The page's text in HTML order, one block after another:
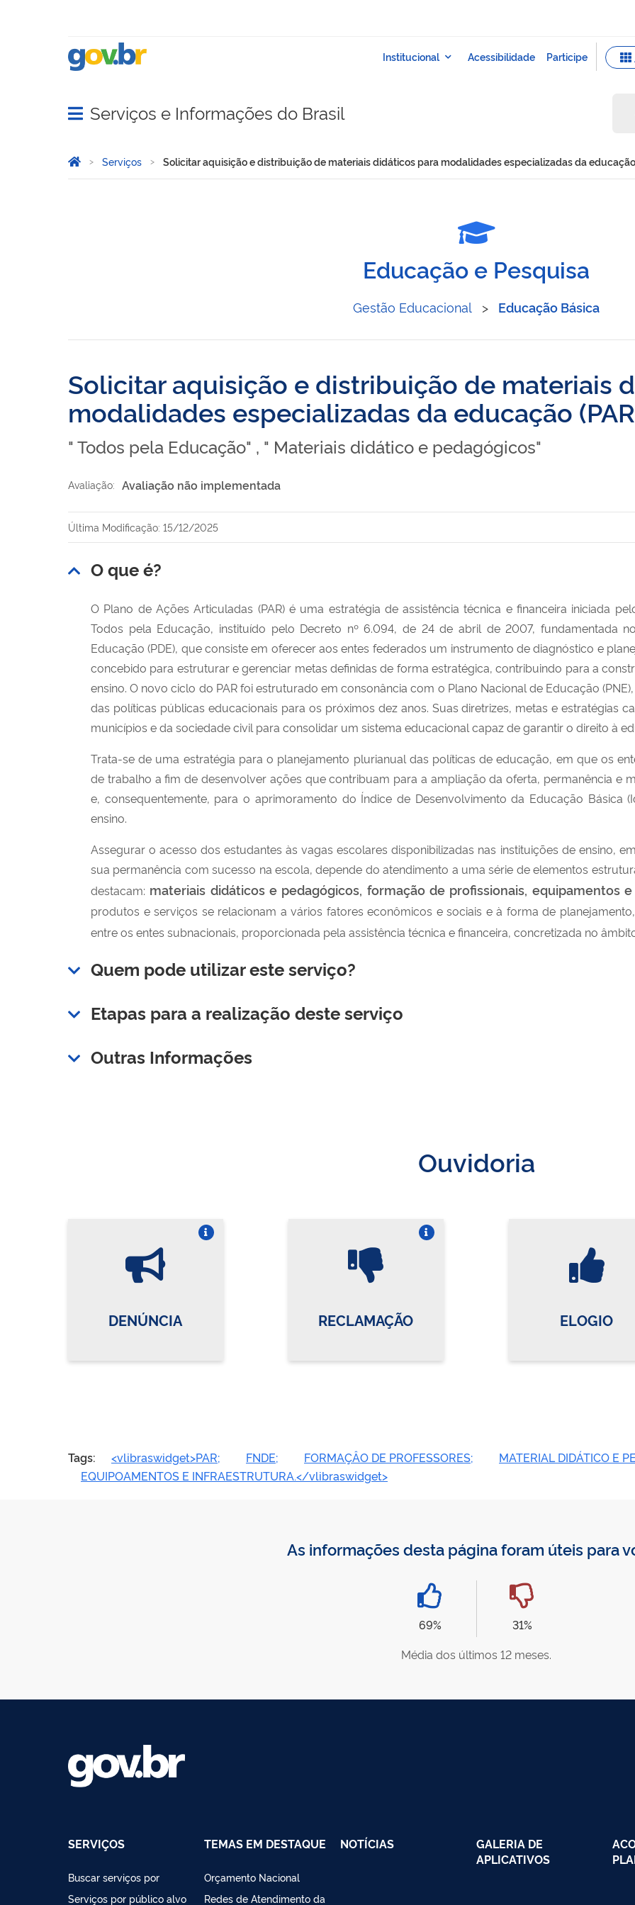
Abrir menu principal de navegação
Serviços e Informações do Brasil
Você está aqui:
Página Inicial
Serviços Solicitar aquisição e distribuição de materiais didáticos para modalidades especializadas da educação
Educação e Pesquisa
Gestão Educacional > Educação Básica
Solicitar aquisição e distribuição de materiais
modalidades especializadas da educação
" Todos pela Educação" , " Materiais didático e pedagógicos"
Avaliação: Avaliação não implementada
Última Modificação: 15/12/2025
O que é?
O Plano de Ações Articuladas (PAR) é uma estratégia de assistência técnica e financeira iniciada
Todos pela Educação, instituído pelo Decreto nº 6.094, de 24 de abril de 2007, fundamentada
Educação (PDE), que consiste em oferecer aos entes federados um instrumento de diagnóstico e
concebido para estruturar e gerenciar metas definidas de forma estratégica, contribuindo para a
ensino. O novo ciclo do PAR foi estruturado em consonância com o Plano Nacional de Educação
das políticas públicas educacionais para os próximos dez anos. Suas diretrizes, metas e estratégias
municípios e da sociedade civil para consolidar um sistema educacional capaz de garantir o direito à
Trata-se de uma estratégia para o planejamento plurianual das políticas de educação, em que os
de trabalho a fim de desenvolver ações que contribuam para a ampliação da oferta, permanência e
e, consequentemente, para o aprimoramento do Índice de Desenvolvimento da Educação Básica
ensino.
Assegurar o acesso dos estudantes às vagas escolares disponibilizadas nas instituições de ensino,
sua permanência com sucesso na escola, depende do atendimento a uma série de elementos
destacam: materiais didáticos e pedagógicos, formação de profissionais, equipamentos
produtos e serviços se relacionam a vários fatores econômicos e sociais e à forma de
entre os entes subnacionais, proporcionada pela assistência técnica e financeira, concretizada no
Quem pode utilizar este serviço?
Etapas para a realização deste serviço
Outras Informações
Ouvidoria
DENÚNCIA RECLAMAÇÃO ELOGIO
Tags: <vlibraswidget>PAR; FNDE; FORMAÇÂO DE PROFESSORES;
MATERIAL DIDÁTICO E
EQUIPOAMENTOS E INFRAESTRUTURA.</vlibraswidget>
As informações desta página foram úteis para
69%
31%
Média dos últimos 12 meses.
SERVIÇOS
Buscar serviços por
Serviços por público alvo
TEMAS EM DESTAQUE
Orçamento Nacional
Redes de Atendimento da
NOTÍCIAS
GALERIA DE
APLICATIVOS